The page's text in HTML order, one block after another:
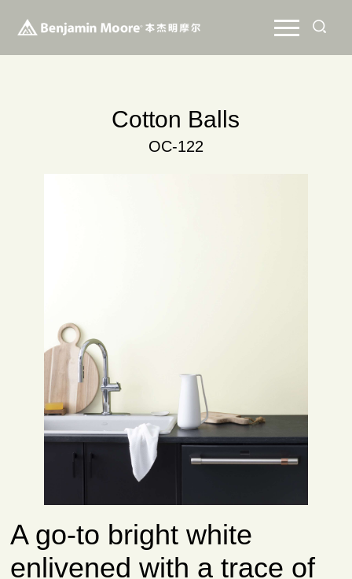
Cotton Balls
OC-122
A go-to bright white
enlivened with a trace of